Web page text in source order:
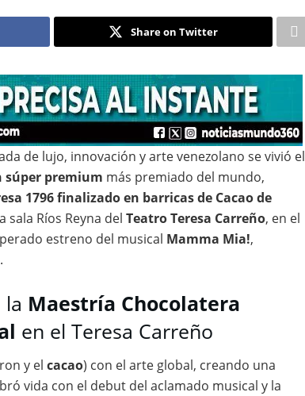
Share on Twitter
de lujo, innovación y arte venezolano se vivió el
súper premium más premiado del mundo,
1796 finalizado en barricas de Cacao de
sala Ríos Reyna del Teatro Teresa Carreño, en el
estreno del musical Mamma Mia!,
la Maestría Chocolatera
en el Teresa Carreño
y el cacao) con el arte global, creando una
vida con el debut del aclamado musical y la